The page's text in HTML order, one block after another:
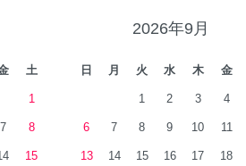
土
1
7 8
15
2026年9月
日 月 火 水 木 金
1 2 3 4
6 7 8 9 10 11
13 14 15 16 17 18